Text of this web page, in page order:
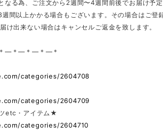
なる為、ご注文から2週間〜4週間前後でお届け予
間以上かかる場合もございます。その場合はご
け出来ない場合はキャンセルご返金を致します。
—＊—＊—＊—＊
categories/2604708
categories/2604709
etc・アイテム★
categories/2604710